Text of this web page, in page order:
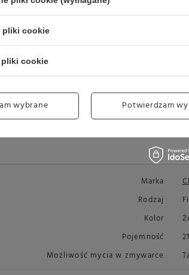
Tak
Marka
Rodzaj
Kolor
Pojemność
Możliwość mycia w zmywarce
pliki cookie
pliki cookie
wybrane Potwierdzam